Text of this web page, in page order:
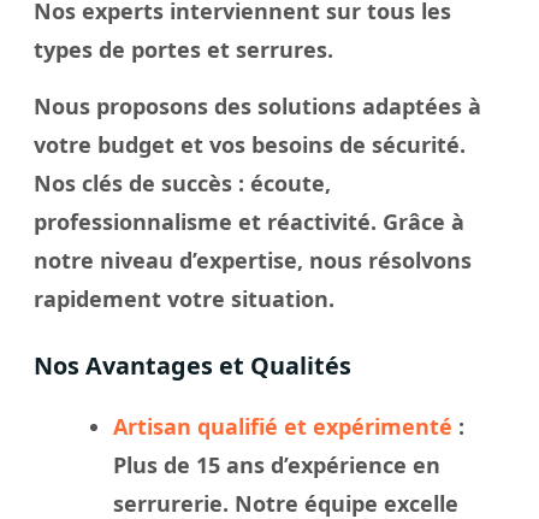
Nos experts interviennent sur tous les
types de portes et serrures.
Nous proposons des solutions adaptées à
votre budget et vos besoins de sécurité.
Nos clés de succès : écoute,
professionnalisme et réactivité. Grâce à
notre niveau d’expertise, nous résolvons
rapidement votre situation.
Nos Avantages et Qualités
Artisan qualifié et expérimenté :
Plus de 15 ans d’expérience en
serrurerie. Notre équipe excelle